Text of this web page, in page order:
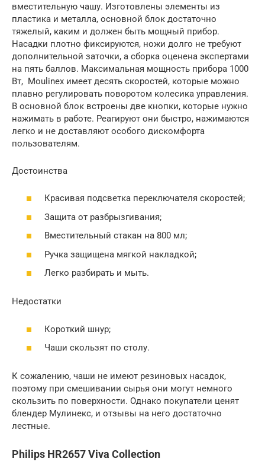
вместительную чашу. Изготовлены элементы из
пластика и металла, основной блок достаточно
тяжелый, каким и должен быть мощный прибор.
Насадки плотно фиксируются, ножи долго не требуют
дополнительной заточки, а сборка оценена экспертами
на пять баллов. Максимальная мощность прибора 1000
Вт, Moulinex имеет десять скоростей, которые можно
плавно регулировать поворотом колесика управления.
В основной блок встроены две кнопки, которые нужно
нажимать в работе. Реагируют они быстро, нажимаются
легко и не доставляют особого дискомфорта
пользователям.
Достоинства
Красивая подсветка переключателя скоростей;
Защита от разбрызгивания;
Вместительный стакан на 800 мл;
Ручка защищена мягкой накладкой;
Легко разбирать и мыть.
Недостатки
Короткий шнур;
Чаши скользят по столу.
К сожалению, чаши не имеют резиновых насадок,
поэтому при смешивании сырья они могут немного
скользить по поверхности. Однако покупатели ценят
блендер Мулинекс, и отзывы на него достаточно
лестные.
Philips HR2657 Viva Collection